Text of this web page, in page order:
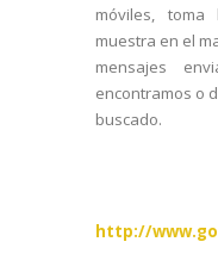
móviles,
muestra en el
mensajes
encontramos o
buscado.
http://